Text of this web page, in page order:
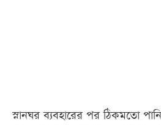
স্নানঘর ব্যবহারের পর ঠিকমতো